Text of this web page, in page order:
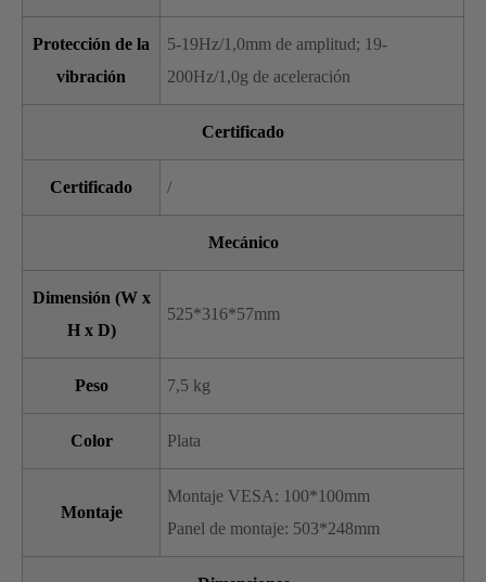
Protección de la
vibración
5-19Hz/1,0mm de amplitud; 19-
200Hz/1,0g de aceleración
Certificado
Certificado /
Mecánico
Dimensión (W x
H x D)
525*316*57mm
Peso 7,5 kg
Color Plata
Montaje
Montaje VESA: 100*100mm
Panel de montaje: 503*248mm